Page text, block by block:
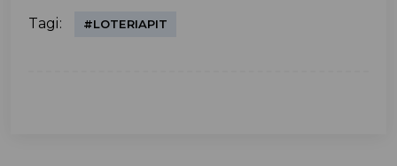
Tagi: #LOTERIAPIT